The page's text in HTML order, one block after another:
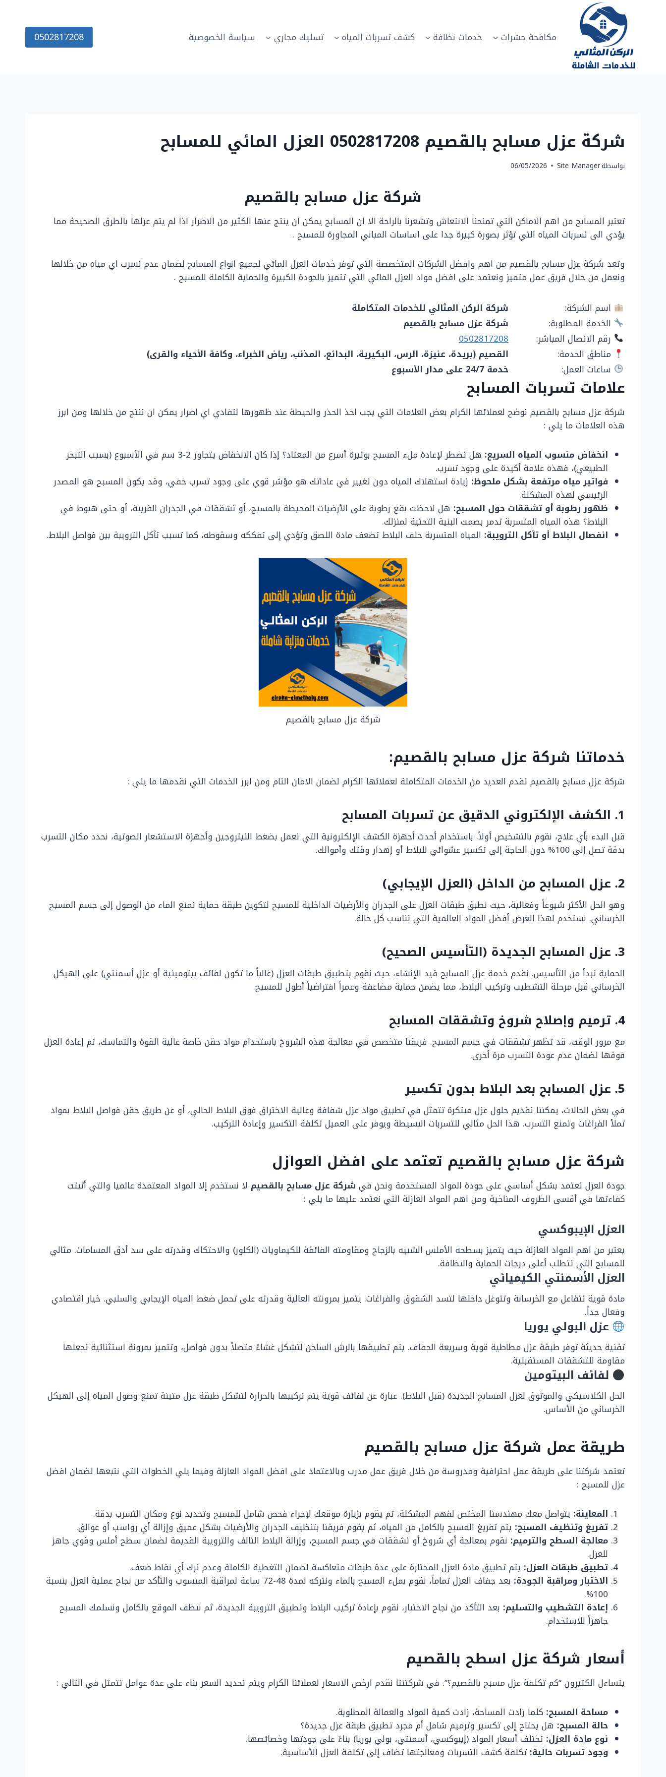
مكافحة حشرات خدمات نظافة كشف تسربات المياه تسليك مجاري سياسة الخصوصية 0502817208
شركة عزل مسابح بالقصيم 0502817208 العزل المائي للمسابح
بواسطةSite Manager
06/05/2026
شركة عزل مسابح بالقصيم
تعتبر المسابح من اهم الاماكن التي تمنحنا الانتعاش وتشعرنا بالراحة الا ان المسابح يمكن ان ينتج عنها الكثير من الاضرار اذا لم يتم عزلها بالطرق الصحيحة مما
يؤدي الى تسربات المياه التي تؤثر بصورة كبيرة جدا على اساسات المباني المجاورة للمسبح .
وتعد شركة عزل مسابح بالقصيم من اهم وافضل الشركات المتخصصة التي توفر خدمات العزل المائي لجميع انواع المسابح لضمان عدم تسرب اي مياه من خلالها
ونعمل من خلال فريق عمل متميز ونعتمد على افضل مواد العزل المائي التي تتميز بالجودة الكبيرة والحماية الكاملة للمسبح .
اسم الشركة:
شركة الركن المثالي للخدمات المتكاملة
الخدمة المطلوبة:
شركة عزل مسابح بالقصيم
رقم الاتصال المباشر:
0502817208
مناطق الخدمة:
القصيم (بريدة، عنيزة، الرس، البكيرية، البدائع، المذنب، رياض الخبراء، وكافة الأحياء والقرى)
ساعات العمل:
خدمة 24/7 على مدار الأسبوع
علامات تسربات المسابح
شركة عزل مسابح بالقصيم توضح لعملائها الكرام بعض العلامات التي يجب اخذ الحذر والحيطة عند ظهورها لتفادي اي اضرار يمكن ان تنتج من خلالها ومن ابرز
هذه العلامات ما يلي :
انخفاض منسوب المياه السريع:
هل تضطر لإعادة ملء المسبح بوتيرة أسرع من المعتاد؟ إذا كان الانخفاض يتجاوز 2-3 سم في الأسبوع (بسبب التبخر
الطبيعي)، فهذه علامة أكيدة على وجود تسرب.
فواتير مياه مرتفعة بشكل ملحوظ: زيادة استهلاك المياه دون تغيير في عاداتك هو مؤشر قوي على وجود تسرب خفي، وقد يكون المسبح هو المصدر
الرئيسي لهذه المشكلة.
ظهور رطوبة أو تشققات حول المسبح: هل لاحظت بقع رطوبة على الأرضيات المحيطة بالمسبح، أو تشققات في الجدران القريبة، أو حتى هبوط في
البلاط؟ هذه المياه المتسربة تدمر بصمت البنية التحتية لمنزلك.
انفصال البلاط أو تآكل الترويبة: المياه المتسربة خلف البلاط تضعف مادة اللصق وتؤدي إلى تفككه وسقوطه، كما تسبب تآكل الترويبة بين فواصل البلاط.
شركة عزل مسابح بالقصيم
خدماتنا شركة عزل مسابح بالقصيم:
شركة عزل مسابح بالقصيم تقدم العديد من الخدمات المتكاملة لعملائها الكرام لضمان الامان التام ومن ابرز الخدمات التي نقدمها ما يلي :
1. الكشف الإلكتروني الدقيق عن تسربات المسابح
قبل البدء بأي علاج، نقوم بالتشخيص أولاً. باستخدام أحدث أجهزة الكشف الإلكترونية التي تعمل بضغط النيتروجين وأجهزة الاستشعار الصوتية، نحدد مكان التسرب
بدقة تصل إلى 100% دون الحاجة إلى تكسير عشوائي للبلاط أو إهدار وقتك وأموالك.
2. عزل المسابح من الداخل (العزل الإيجابي)
وهو الحل الأكثر شيوعاً وفعالية، حيث نطبق طبقات العزل على الجدران والأرضيات الداخلية للمسبح لتكوين طبقة حماية تمنع الماء من الوصول إلى جسم المسبح
الخرساني. نستخدم لهذا الغرض أفضل المواد العالمية التي تناسب كل حالة.
3. عزل المسابح الجديدة (التأسيس الصحيح)
الحماية تبدأ من التأسيس. نقدم خدمة عزل المسابح قيد الإنشاء، حيث نقوم بتطبيق طبقات العزل (غالباً ما تكون لفائف بيتومينية أو عزل أسمنتي) على الهيكل
الخرساني قبل مرحلة التشطيب وتركيب البلاط، مما يضمن حماية مضاعفة وعمراً افتراضياً أطول للمسبح.
4. ترميم وإصلاح شروخ وتشققات المسابح
مع مرور الوقت، قد تظهر تشققات في جسم المسبح. فريقنا متخصص في معالجة هذه الشروخ باستخدام مواد حقن خاصة عالية القوة والتماسك، ثم إعادة العزل
فوقها لضمان عدم عودة التسرب مرة أخرى.
5. عزل المسابح بعد البلاط بدون تكسير
في بعض الحالات، يمكننا تقديم حلول عزل مبتكرة تتمثل في تطبيق مواد عزل شفافة وعالية الاختراق فوق البلاط الحالي، أو عن طريق حقن فواصل البلاط بمواد
تملأ الفراغات وتمنع التسرب. هذا الحل مثالي للتسربات البسيطة ويوفر على العميل تكلفة التكسير وإعادة التركيب.
شركة عزل مسابح بالقصيم تعتمد على افضل العوازل
جودة العزل تعتمد بشكل أساسي على جودة المواد المستخدمة ونحن في شركة عزل مسابح بالقصيم لا نستخدم إلا المواد المعتمدة عالميا والتي أثبتت
كفاءتها في أقسى الظروف المناخية ومن اهم المواد العازلة التي نعتمد عليها ما يلي :
العزل الإيبوكسي
يعتبر من اهم المواد العازلة حيث يتميز بسطحه الأملس الشبيه بالزجاج ومقاومته الفائقة للكيماويات (الكلور) والاحتكاك وقدرته على سد أدق المسامات. مثالي
للمسابح التي تتطلب أعلى درجات الحماية والنظافة.
العزل الأسمنتي الكيميائي
مادة قوية تتفاعل مع الخرسانة وتتوغل داخلها لتسد الشقوق والفراغات. يتميز بمرونته العالية وقدرته على تحمل ضغط المياه الإيجابي والسلبي. خيار اقتصادي
وفعال جداً.
عزل البولي يوريا
تقنية حديثة توفر طبقة عزل مطاطية قوية وسريعة الجفاف. يتم تطبيقها بالرش الساخن لتشكل غشاءً متصلاً بدون فواصل، وتتميز بمرونة استثنائية تجعلها
مقاومة للتشققات المستقبلية.
لفائف البيتومين
الحل الكلاسيكي والموثوق لعزل المسابح الجديدة (قبل البلاط). عبارة عن لفائف قوية يتم تركيبها بالحرارة لتشكل طبقة عزل متينة تمنع وصول المياه إلى الهيكل
الخرساني من الأساس.
طريقة عمل شركة عزل مسابح بالقصيم
تعتمد شركتنا على طريقة عمل احترافية ومدروسة من خلال فريق عمل مدرب وبالاعتماد على افضل المواد العازلة وفيما يلي الخطوات التي نتبعها لضمان افضل
عزل للمسبح :
المعاينة: يتواصل معك مهندسنا المختص لفهم المشكلة، ثم يقوم بزيارة موقعك لإجراء فحص شامل للمسبح وتحديد نوع ومكان التسرب بدقة.
تفريغ وتنظيف المسبح: يتم تفريغ المسبح بالكامل من المياه، ثم يقوم فريقنا بتنظيف الجدران والأرضيات بشكل عميق وإزالة أي رواسب أو عوالق.
معالجة السطح والترميم: نقوم بمعالجة أي شروخ أو تشققات في جسم المسبح، وإزالة البلاط التالف والترويبة القديمة لضمان سطح أملس وقوي جاهز
للعزل.
تطبيق طبقات العزل: يتم تطبيق مادة العزل المختارة على عدة طبقات متعاكسة لضمان التغطية الكاملة وعدم ترك أي نقاط ضعف.
الاختبار ومراقبة الجودة:
بعد جفاف العزل تماماً، نقوم بملء المسبح بالماء ونتركه لمدة 48-72 ساعة لمراقبة المنسوب والتأكد من نجاح عملية العزل بنسبة
100%.
إعادة التشطيب والتسليم: بعد التأكد من نجاح الاختبار، نقوم بإعادة تركيب البلاط وتطبيق الترويبة الجديدة، ثم ننظف الموقع بالكامل ونسلمك المسبح
جاهزاً للاستخدام.
أسعار شركة عزل اسطح بالقصيم
يتساءل الكثيرون “كم تكلفة عزل مسبح بالقصيم؟”. في شركتنتا نقدم ارخص الاسعار لعملائنا الكرام ويتم تحديد السعر بناء على عدة عوامل تتمثل في التالي :
مساحة المسبح: كلما زادت المساحة، زادت كمية المواد والعمالة المطلوبة.
حالة المسبح: هل يحتاج إلى تكسير وترميم شامل أم مجرد تطبيق طبقة عزل جديدة؟
نوع مادة العزل: تختلف أسعار المواد (إيبوكسي، أسمنتي، بولي يوريا) بناءً على جودتها وخصائصها.
وجود تسربات حالية: تكلفة كشف التسربات ومعالجتها تضاف إلى تكلفة العزل الأساسية.